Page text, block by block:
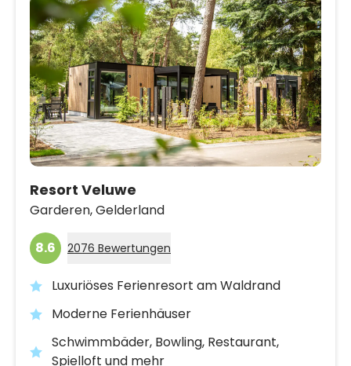
Resort Veluwe
Garderen,Gelderland
8.6 2076 Bewertungen
Luxuriöses Ferienresort am Waldrand
Moderne Ferienhäuser
Schwimmbäder, Bowling, Restaurant,
Spielloft und mehr